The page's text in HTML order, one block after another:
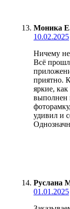
Моника
10.02.2025
Ничему не
Всё
приятно.
яркие,
выполнен
удивил и
Руслана
01.01.2025